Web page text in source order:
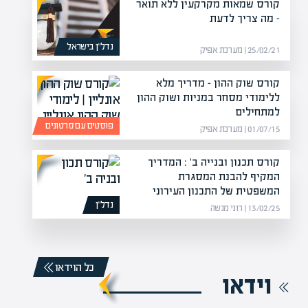
נדל”ן בישראל
קורס שמאות מקרקעין ללא תואר
– מה צריך לדעת
25/02/21 | מערכת אפיק
פוסטים עם סרטונים
קורס שוק ההון – מדריך מלא
ללימודי מסחר במניות ושוק ההון
למתחילים
01/07/15 | מערכת אפיק
נדל”ן
קורס תכנון ובנייה ב' : המדריך
המקיף להבנת המסגרת
המשפטית של התכנון העירוני
13/02/25 | רוני מנשה
וידאו
כל הוידאו